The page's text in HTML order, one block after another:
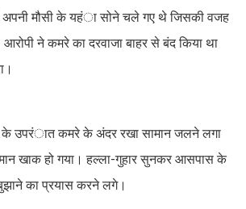
अपनी मौसी के यहंा सोने चले गए थे जिसकी वजह
ने कमरे का दरवाजा बाहर से बंद किया था
के उपरंात कमरे के अंदर रखा सामान जलने लगा
खाक हो गया। हल्ला-गुहार सुनकर आसपास के
का प्रयास करने लगे।